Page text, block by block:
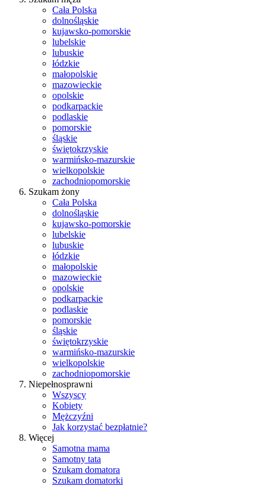
Cała Polska
dolnośląskie
kujawsko-pomorskie
lubelskie
lubuskie
łódzkie
małopolskie
mazowieckie
opolskie
podkarpackie
podlaskie
pomorskie
śląskie
świętokrzyskie
warmińsko-mazurskie
wielkopolskie
zachodniopomorskie
Szukam żony
Cała Polska
dolnośląskie
kujawsko-pomorskie
lubelskie
lubuskie
łódzkie
małopolskie
mazowieckie
opolskie
podkarpackie
podlaskie
pomorskie
śląskie
świętokrzyskie
warmińsko-mazurskie
wielkopolskie
zachodniopomorskie
Niepełnosprawni
Wszyscy
Kobiety
Mężczyźni
Jak korzystać bezpłatnie?
Więcej
Samotna mama
Samotny tata
Szukam domatora
Szukam domatorki